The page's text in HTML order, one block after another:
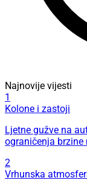
Najnovije vijesti
1
Kolone i zastoji
Ljetne gužve na
ograničenja brzine
2
Vrhunska